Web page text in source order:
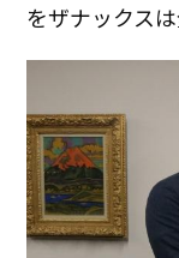
をザナックス